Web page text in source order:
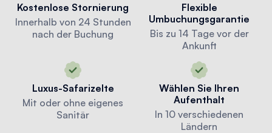
Kostenlose Stornierung
Innerhalb von 24 Stunden
nach der Buchung
Flexible
Umbuchungsgarantie
Bis zu 14 Tage vor der
Ankunft
Luxus-Safarizelte
Mit oder ohne eigenes
Sanitär
Wählen Sie Ihren
Aufenthalt
In 10 verschiedenen
Ländern